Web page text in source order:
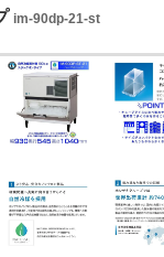
im-90dp-21-st